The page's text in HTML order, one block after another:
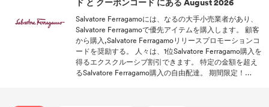
Salvatore Ferragamoには、なるの大手小売業者があり、
Salvatore Ferragamoで優先アイテムを購入します。 顧客
から購入,Salvatore Ferragamoリリースプロモーションコ
ードを奨励する。 人々は、1位Salvatore Ferragamo購入を
得るエクスクルーシブ割引できます。 特定の金額を超え
るSalvatore Ferragamo購入の自由配達。 期間限定！